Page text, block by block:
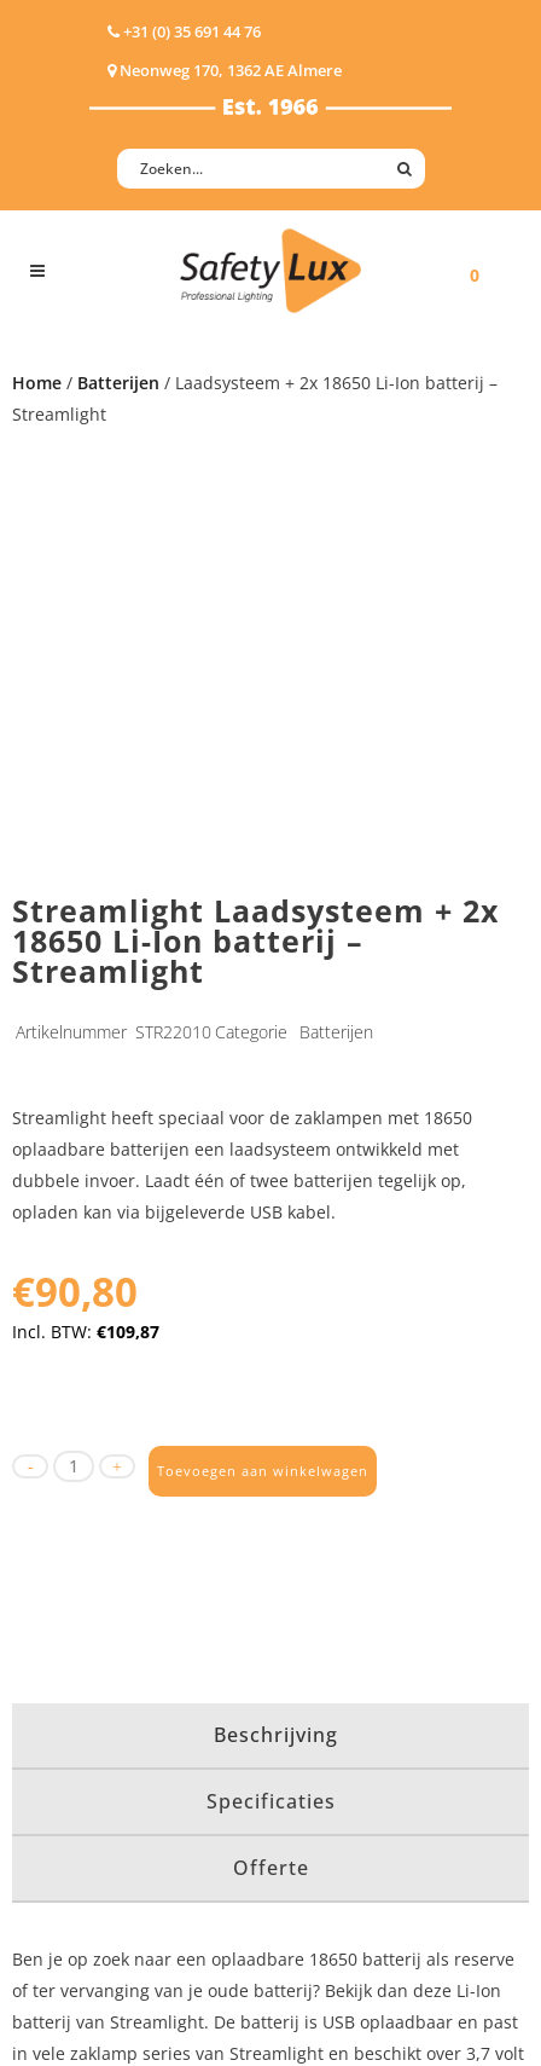
+31 (0) 35 691 44 76
Neonweg 170, 1362 AE Almere
0
Home / Batterijen / Laadsysteem + 2x 18650 Li-Ion batterij –
Streamlight
Streamlight Laadsysteem + 2x
18650 Li-Ion batterij –
Streamlight
Artikelnummer STR22010 Categorie Batterijen
Streamlight heeft speciaal voor de zaklampen met 18650
oplaadbare batterijen een laadsysteem ontwikkeld met
dubbele invoer. Laadt één of twee batterijen tegelijk op,
opladen kan via bijgeleverde USB kabel.
€90,80
Incl. BTW: €109,87
Toevoegen aan winkelwagen
Beschrijving
Specificaties
Offerte
Ben je op zoek naar een oplaadbare 18650 batterij als reserve
of ter vervanging van je oude batterij? Bekijk dan deze Li-Ion
batterij van Streamlight. De batterij is USB oplaadbaar en past
in vele zaklamp series van Streamlight en beschikt over 3,7 volt